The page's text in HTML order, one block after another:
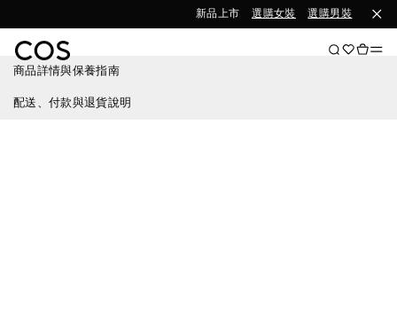
新品上市 選購女裝 選購男裝
商品詳情與保養指南
配送、付款與退貨說明